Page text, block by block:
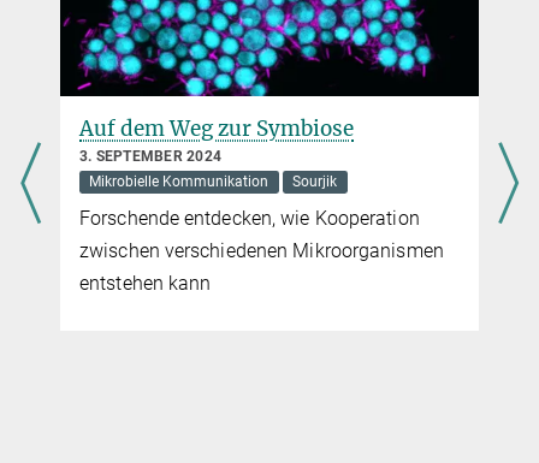
Auf dem Weg zur Symbiose
3. SEPTEMBER 2024
Mikrobielle Kommunikation
Sourjik
Forschende entdecken, wie Kooperation
zwischen verschiedenen Mikroorganismen
entstehen kann